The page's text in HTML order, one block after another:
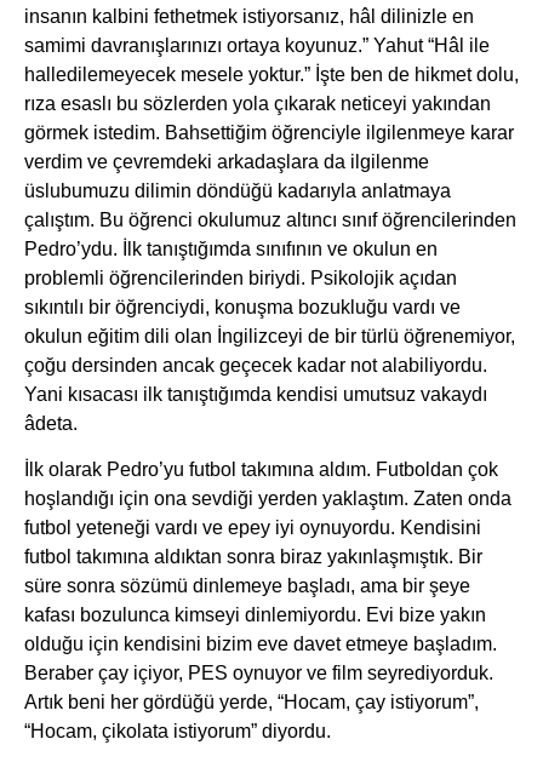
insanın kalbini fethetmek istiyorsanız, hâl dilinizle en
samimi davranışlarınızı ortaya koyunuz.” Yahut “Hâl ile
halledilemeyecek mesele yoktur.” İşte ben de hikmet dolu,
rıza esaslı bu sözlerden yola çıkarak neticeyi yakından
görmek istedim. Bahsettiğim öğrenciyle ilgilenmeye karar
verdim ve çevremdeki arkadaşlara da ilgilenme
üslubumuzu dilimin döndüğü kadarıyla anlatmaya
çalıştım. Bu öğrenci okulumuz altıncı sınıf öğrencilerinden
Pedro’ydu. İlk tanıştığımda sınıfının ve okulun en
problemli öğrencilerinden biriydi. Psikolojik açıdan
sıkıntılı bir öğrenciydi, konuşma bozukluğu vardı ve
okulun eğitim dili olan İngilizceyi de bir türlü öğrenemiyor,
çoğu dersinden ancak geçecek kadar not alabiliyordu.
Yani kısacası ilk tanıştığımda kendisi umutsuz vakaydı
âdeta.
İlk olarak Pedro’yu futbol takımına aldım. Futboldan çok
hoşlandığı için ona sevdiği yerden yaklaştım. Zaten onda
futbol yeteneği vardı ve epey iyi oynuyordu. Kendisini
futbol takımına aldıktan sonra biraz yakınlaşmıştık. Bir
süre sonra sözümü dinlemeye başladı, ama bir şeye
kafası bozulunca kimseyi dinlemiyordu. Evi bize yakın
olduğu için kendisini bizim eve davet etmeye başladım.
Beraber çay içiyor, PES oynuyor ve film seyrediyorduk.
Artık beni her gördüğü yerde, “Hocam, çay istiyorum”,
“Hocam, çikolata istiyorum” diyordu.